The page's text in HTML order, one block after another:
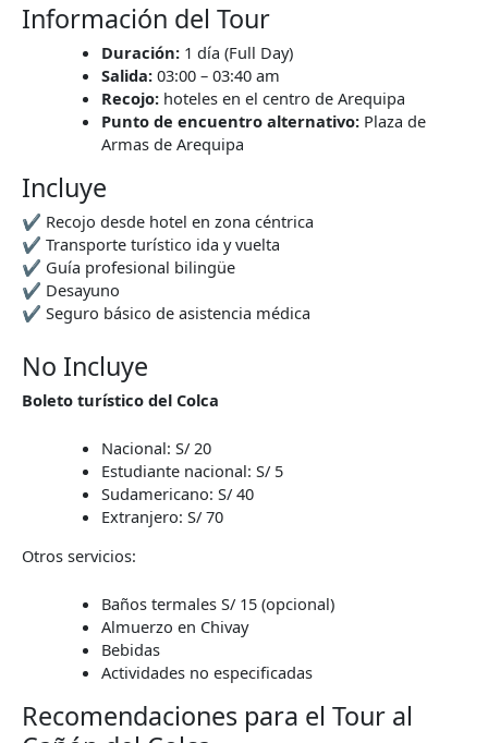
Información del Tour
Duración:1 día (Full Day)
Salida:03:00 – 03:40 am
Recojo:hoteles en el centro de Arequipa
Punto de encuentro alternativo:Plaza de
Armas de Arequipa
Incluye
✔ Recojo desde hotel en zona céntrica
✔ Transporte turístico ida y vuelta
✔ Guía profesional bilingüe
✔ Desayuno
✔ Seguro básico de asistencia médica
No Incluye
Boleto turístico del Colca
Nacional: S/ 20
Estudiante nacional: S/ 5
Sudamericano: S/ 40
Extranjero: S/ 70
Otros servicios:
Baños termales S/ 15 (opcional)
Almuerzo en Chivay
Bebidas
Actividades no especificadas
Recomendaciones para el Tour al